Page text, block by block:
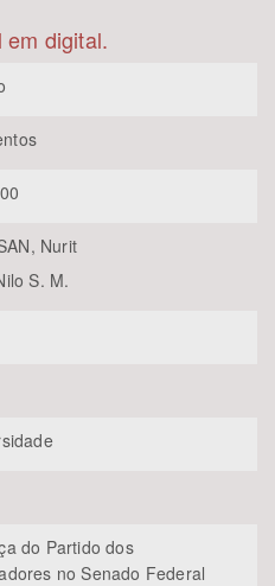
em digital.
Nurit
S. M.
do Partido dos
no Senado Federal